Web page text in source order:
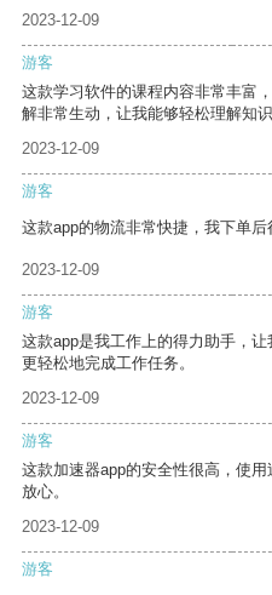
2023-12-09
游客
这款学习软件的课程内容非常丰富
解非常生动，让我能够轻松理解知识
2023-12-09
游客
这款app的物流非常快捷，我下单后
2023-12-09
游客
这款app是我工作上的得力助手，
更轻松地完成工作任务。
2023-12-09
游客
这款加速器app的安全性很高，使
放心。
2023-12-09
游客